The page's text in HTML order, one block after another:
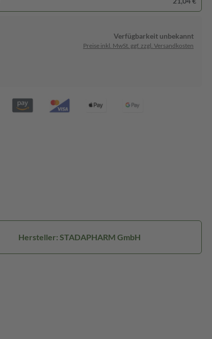
Verfügbarkeit unbekannt
Preise inkl. MwSt. ggf. zzgl. Versandkosten
Hersteller: STADAPHARM GmbH